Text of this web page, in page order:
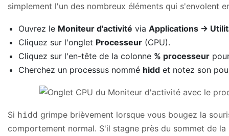
simplement l'un des nombreux éléments qui s'envolent
Ouvrez le Moniteur d'activité viaApplications →
Cliquez sur l'onglet Processeur (CPU).
Cliquez sur l'en-tête de la colonne % processeur
Cherchez un processus nommé hidd et notez son
Si hidd grimpe brièvement lorsque vous bougez la
comportement normal. S'il stagne près du sommet de